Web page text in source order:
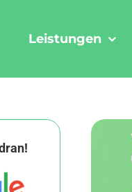
Leistungen